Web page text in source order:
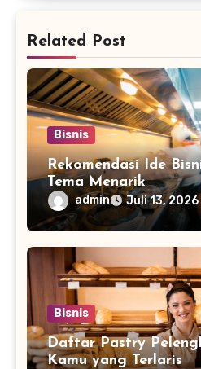
Related Post
Bisnis
Rekomendasi Ide
Tema Menarik
admin Juli 13, 2026
Bisnis
Daftar Pastry
Kamu yang Terlaris